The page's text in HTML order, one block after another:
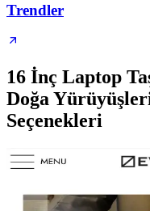
Trendler
16 İnç Laptop
Doğa
Seçenekleri